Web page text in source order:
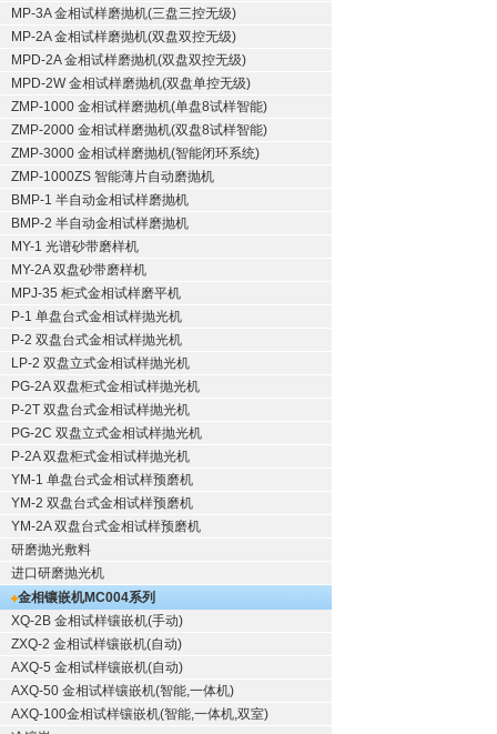
MP-3A 金相试样磨抛机(三盘三控无级)
MP-2A 金相试样磨抛机(双盘双控无级)
MPD-2A 金相试样磨抛机(双盘双控无级)
MPD-2W 金相试样磨抛机(双盘单控无级)
ZMP-1000 金相试样磨抛机(单盘8试样智能)
ZMP-2000 金相试样磨抛机(双盘8试样智能)
ZMP-3000 金相试样磨抛机(智能闭环系统)
ZMP-1000ZS 智能薄片自动磨抛机
BMP-1 半自动金相试样磨抛机
BMP-2 半自动金相试样磨抛机
MY-1 光谱砂带磨样机
MY-2A 双盘砂带磨样机
MPJ-35 柜式金相试样磨平机
P-1 单盘台式金相试样抛光机
P-2 双盘台式金相试样抛光机
LP-2 双盘立式金相试样抛光机
PG-2A 双盘柜式金相试样抛光机
P-2T 双盘台式金相试样抛光机
PG-2C 双盘立式金相试样抛光机
P-2A 双盘柜式金相试样抛光机
YM-1 单盘台式金相试样预磨机
YM-2 双盘台式金相试样预磨机
YM-2A 双盘台式金相试样预磨机
研磨抛光敷料
进口研磨抛光机
金相镶嵌机MC004系列
XQ-2B 金相试样镶嵌机(手动)
ZXQ-2 金相试样镶嵌机(自动)
AXQ-5 金相试样镶嵌机(自动)
AXQ-50 金相试样镶嵌机(智能,一体机)
AXQ-100金相试样镶嵌机(智能,一体机,双室)